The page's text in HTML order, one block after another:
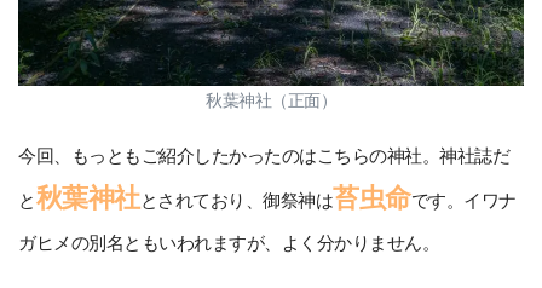
秋葉神社（正面）
今回、もっともご紹介したかったのはこちらの神社。神社誌だ
と秋葉神社とされており、御祭神は苔虫命です。イワナ
ガヒメの別名ともいわれますが、よく分かりません。